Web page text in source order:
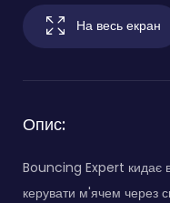
На весь екран
Опис:
Bouncing Expert кидає
керувати м'ячем через